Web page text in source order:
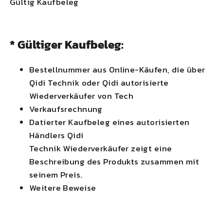
* Gültiger Kaufbeleg:
Bestellnummer aus Online-Käufen, die über
Qidi Technik oder Qidi autorisierte
Wiederverkäufer von Tech
Verkaufsrechnung
Datierter Kaufbeleg eines autorisierten
Händlers Qidi
Technik Wiederverkäufer zeigt eine
Beschreibung des Produkts zusammen mit
seinem Preis.
Weitere Beweise